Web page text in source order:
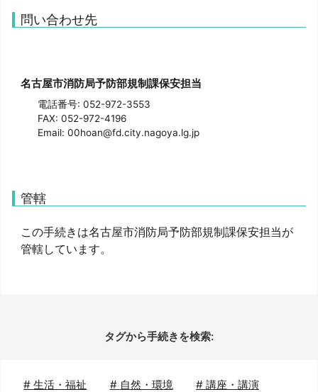
問い合わせ先
名古屋市消防局予防部規制課保安担当
電話番号: 052-972-3553
FAX: 052-972-4196
Email: 00hoan@fd.city.nagoya.lg.jp
管轄
この手続きは名古屋市消防局予防部規制課保安担当が
管轄しています。
タグから手続きを検索:
#生活・福祉 # 自然・環境 # 講座・講演